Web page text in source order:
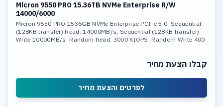
Micron 9550 PRO 15.36TB NVMe Enterprise R/W
14000/6000
Micron 9550 PRO 1536GB NVMe Enterprise PCI-e 5.0. Sequential
(128KB transfer) Read: 14000MB/s, Sequential (128KB transfer)
Write 10000MB/s. Random Read: 3000 KIOPS, Random Write 400
קבלו הצעת מחיר
לפרטים והצעת מחיר